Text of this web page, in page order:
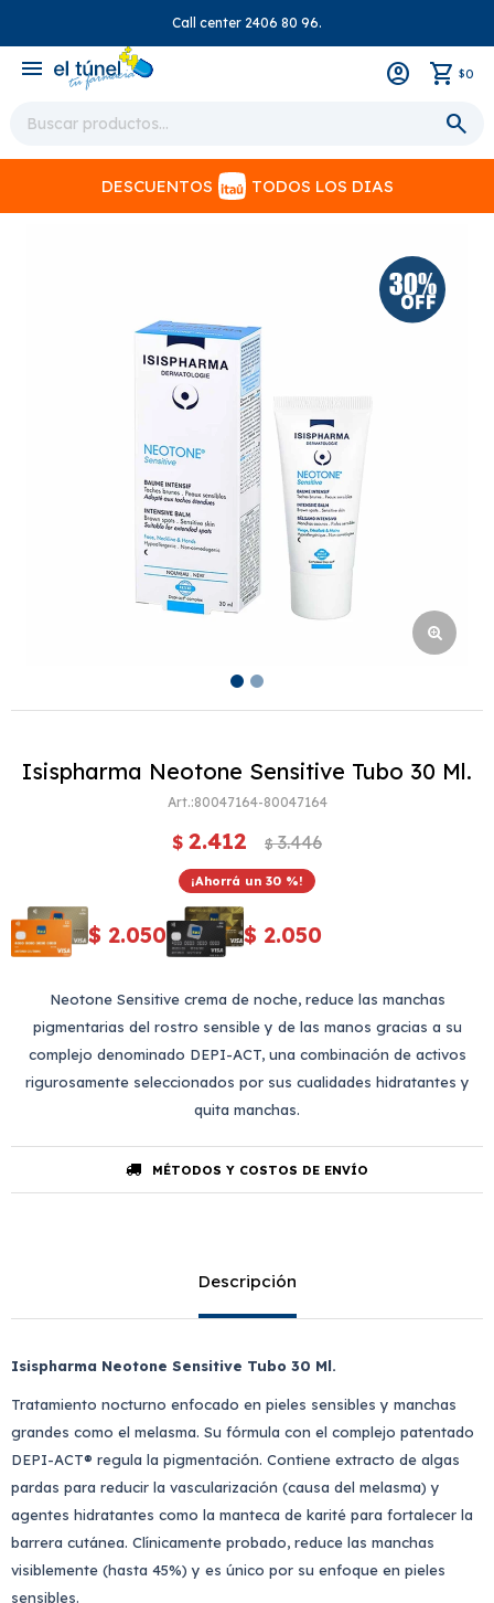
Call center 2406 80 96.
menu $0
DESCUENTOS TODOS LOS DIAS
Isispharma Neotone Sensitive Tubo 30 Ml.
80047164-80047164
$ 2.412 $ 3.446
30
$ 2.050 $ 2.050
Neotone Sensitive crema de noche, reduce las manchas
pigmentarias del rostro sensible y de las manos gracias a su
complejo denominado DEPI-ACT, una combinación de activos
rigurosamente seleccionados por sus cualidades hidratantes y
quita manchas.
MÉTODOS Y COSTOS DE ENVÍO
Descripción
Isispharma Neotone Sensitive Tubo 30 Ml.
Tratamiento nocturno enfocado en pieles sensibles y manchas
grandes como el melasma. Su fórmula con el complejo patentado
DEPI-ACT® regula la pigmentación. Contiene extracto de algas
pardas para reducir la vascularización (causa del melasma) y
agentes hidratantes como la manteca de karité para fortalecer la
barrera cutánea. Clínicamente probado, reduce las manchas
visiblemente (hasta 45%) y es único por su enfoque en pieles
sensibles.
close